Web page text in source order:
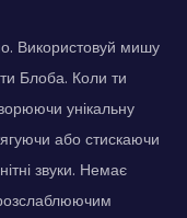
Використовуй мишу
Блоба. Коли ти
унікальну
або стискаючи
звуки. Немає